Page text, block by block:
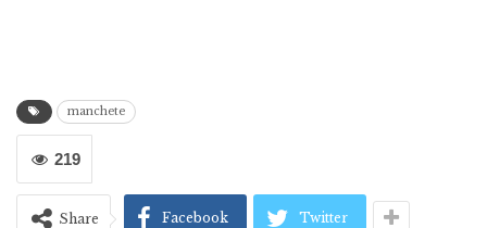
manchete
219
Share Facebook Twitter